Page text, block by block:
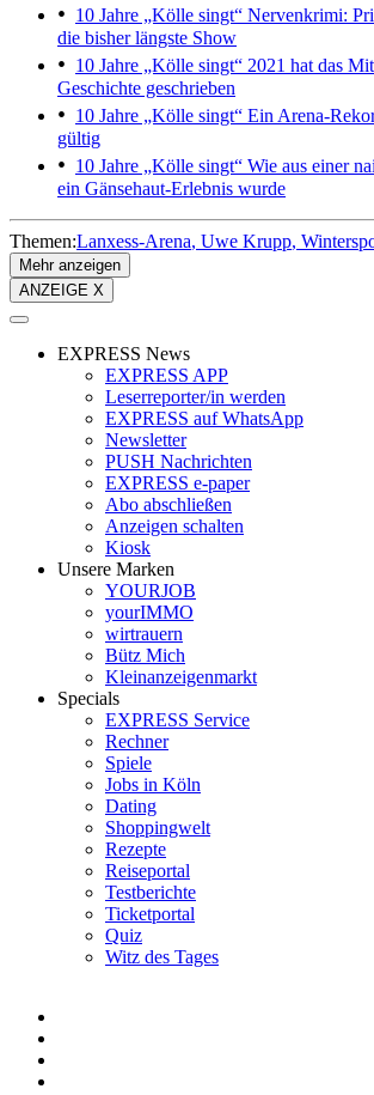
10 Jahre „Kölle singt“ Nervenkrimi:
die bisher längste Show
10 Jahre „Kölle singt“ 2021 hat das
Geschichte geschrieben
10 Jahre „Kölle singt“ Ein Arena-
gültig
10 Jahre „Kölle singt“ Wie aus einer
ein Gänsehaut-Erlebnis wurde
Themen:Lanxess-Arena Uwe Krupp
Mehr anzeigen
ANZEIGE X
EXPRESS News
EXPRESS APP
Leserreporter/in werden
EXPRESS auf WhatsApp
Newsletter
PUSH Nachrichten
EXPRESS e-paper
Abo abschließen
Anzeigen schalten
Kiosk
Unsere Marken
YOURJOB
yourIMMO
wirtrauern
Bütz Mich
Kleinanzeigenmarkt
Specials
EXPRESS Service
Rechner
Spiele
Jobs in Köln
Dating
Shoppingwelt
Rezepte
Reiseportal
Testberichte
Ticketportal
Quiz
Witz des Tages